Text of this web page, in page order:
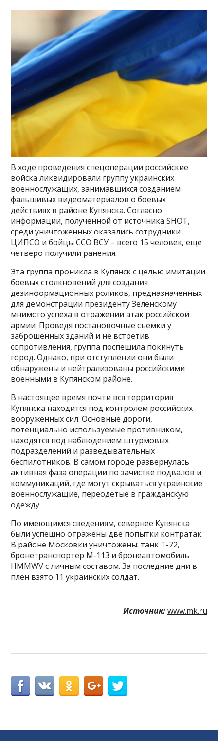
В ходе проведения спецоперации российские
войска ликвидировали группу украинских
военнослужащих, занимавшихся созданием
фальшивых видеоматериалов о боевых
действиях в районе Купянска. Согласно
информации, полученной от источника SHOT,
среди уничтоженных оказались сотрудники
ЦИПСО и бойцы ССО ВСУ – всего 15 человек, еще
четверо получили ранения.
Эта группа проникла в Купянск с целью имитации
боевых столкновений для создания
дезинформационных роликов, предназначенных
для демонстрации президенту Зеленскому
мнимого успеха в отражении атак российской
армии. Проведя постановочные съемки у
заброшенных зданий и не встретив
сопротивления, группа поспешила покинуть
город. Однако, при отступлении они были
обнаружены и нейтрализованы российскими
военными в Купянском районе.
В настоящее время почти вся территория
Купянска находится под контролем российских
вооруженных сил. Основные дороги,
потенциально используемые противником,
находятся под наблюдением штурмовых
подразделений и разведывательных
беспилотников. В самом городе развернулась
активная фаза операции по зачистке подвалов и
коммуникаций, где могут скрываться украинские
военнослужащие, переодетые в гражданскую
одежду.
По имеющимся сведениям, севернее Купянска
были успешно отражены две попытки контратак.
В районе Московки уничтожены: танк Т-72,
бронетранспортер М-113 и бронеавтомобиль
HMMWV с личным составом. За последние дни в
плен взято 11 украинских солдат.
Источник: www.mk.ru